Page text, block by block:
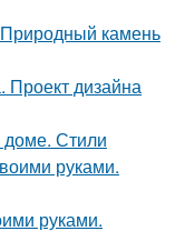
камень
Проект дизайна
Стили
руками.
руками.